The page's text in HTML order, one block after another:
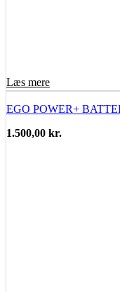
Læs mere
EGO POWER+
1.500,00 kr.